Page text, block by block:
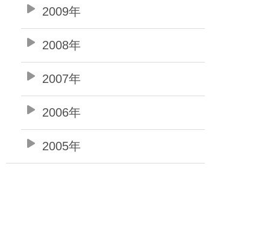
2009年
2008年
2007年
2006年
2005年